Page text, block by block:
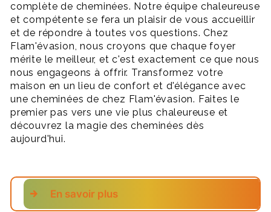
complète de cheminées. Notre équipe chaleureuse
et compétente se fera un plaisir de vous accueillir
et de répondre à toutes vos questions. Chez
Flam'évasion, nous croyons que chaque foyer
mérite le meilleur, et c'est exactement ce que nous
nous engageons à offrir. Transformez votre
maison en un lieu de confort et d'élégance avec
une cheminées de chez Flam'évasion. Faites le
premier pas vers une vie plus chaleureuse et
découvrez la magie des cheminées dès
aujourd'hui.
En savoir plus